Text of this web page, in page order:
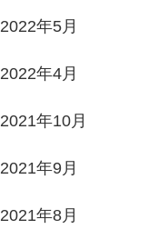
2022年5月
2022年4月
2021年10月
2021年9月
2021年8月